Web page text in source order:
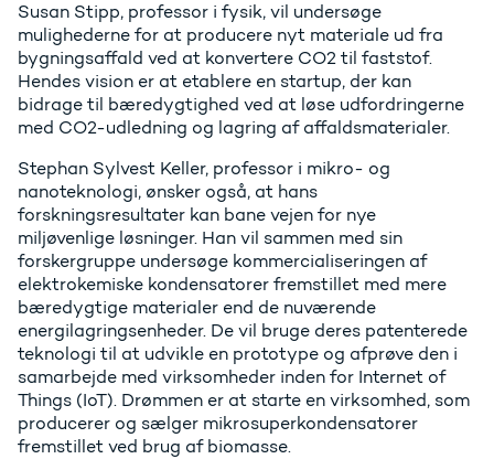
Susan Stipp, professor i fysik, vil undersøge
mulighederne for at producere nyt materiale ud fra
bygningsaffald ved at konvertere CO2 til faststof.
Hendes vision er at etablere en startup, der kan
bidrage til bæredygtighed ved at løse udfordringerne
med CO2-udledning og lagring af affaldsmaterialer.
Stephan Sylvest Keller, professor i mikro- og
nanoteknologi, ønsker også, at hans
forskningsresultater kan bane vejen for nye
miljøvenlige løsninger. Han vil sammen med sin
forskergruppe undersøge kommercialiseringen af
elektrokemiske kondensatorer fremstillet med mere
bæredygtige materialer end de nuværende
energilagringsenheder. De vil bruge deres patenterede
teknologi til at udvikle en prototype og afprøve den i
samarbejde med virksomheder inden for Internet of
Things (IoT). Drømmen er at starte en virksomhed, som
producerer og sælger mikrosuperkondensatorer
fremstillet ved brug af biomasse.